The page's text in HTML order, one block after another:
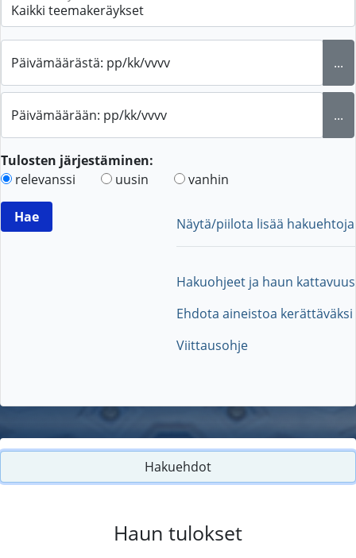
Päivämäärästä: pp/kk/vvvv ...
Päivämäärään: pp/kk/vvvv ...
Tulosten järjestäminen:
relevanssi
uusin vanhin
Näytä/piilota lisää hakuehtoja
Hakuohjeet ja haun kattavuus
Ehdota aineistoa kerättäväksi
Viittausohje
Hakuehdot
Haun tulokset